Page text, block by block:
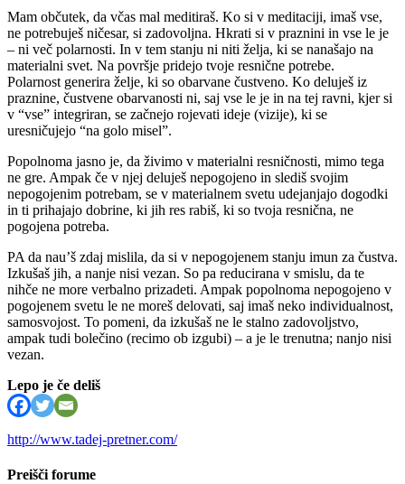
Mam občutek, da včas mal meditiraš. Ko si v meditaciji, imaš vse,
ne potrebuješ ničesar, si zadovoljna. Hkrati si v praznini in vse le je
– ni več polarnosti. In v tem stanju ni niti želja, ki se nanašajo na
materialni svet. Na površje pridejo tvoje resnične potrebe.
Polarnost generira želje, ki so obarvane čustveno. Ko deluješ iz
praznine, čustvene obarvanosti ni, saj vse le je in na tej ravni, kjer si
v “vse” integriran, se začnejo rojevati ideje (vizije), ki se
uresničujejo “na golo misel”.
Popolnoma jasno je, da živimo v materialni resničnosti, mimo tega
ne gre. Ampak če v njej deluješ nepogojeno in slediš svojim
nepogojenim potrebam, se v materialnem svetu udejanjajo dogodki
in ti prihajajo dobrine, ki jih res rabiš, ki so tvoja resnična, ne
pogojena potreba.
PA da nau’š zdaj mislila, da si v nepogojenem stanju imun za čustva.
Izkušaš jih, a nanje nisi vezan. So pa reducirana v smislu, da te
nihče ne more verbalno prizadeti. Ampak popolnoma nepogojeno v
pogojenem svetu le ne moreš delovati, saj imaš neko individualnost,
samosvojost. To pomeni, da izkušaš ne le stalno zadovoljstvo,
ampak tudi bolečino (recimo ob izgubi) – a je le trenutna; nanjo nisi
vezan.
Lepo je če deliš
http://www.tadej-pretner.com/
Preišči forume